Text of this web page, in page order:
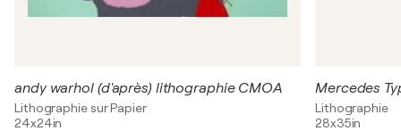
andy warhol (d'après) lithographie CMOA
Lithographie sur Papier
24x24in
Mercedes
Lithographie
28x35in